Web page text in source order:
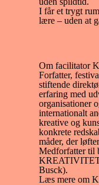
I får et trygt
lære – uden at
Om facilitator
Forfatter,
stiftende
erfaring med
organisationer
internationalt
kreative og
konkrete
måder, der
Medforfatter til
Busck).
Læs mere om